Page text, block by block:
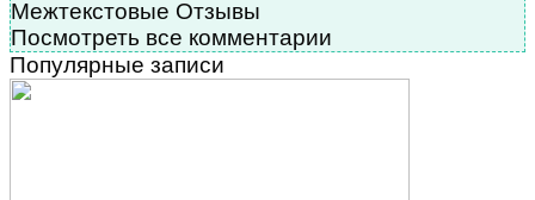
Межтекстовые Отзывы
Посмотреть все комментарии
Популярные записи